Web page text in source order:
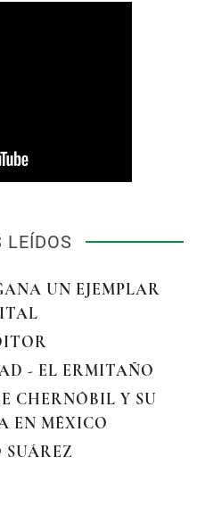
LEÍDOS
UN EJEMPLAR
- EL ERMITAÑO
CHERNÓBIL Y SU
EN MÉXICO
SUÁREZ